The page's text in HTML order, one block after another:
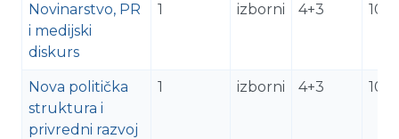
Novinarstvo, PR
i medijski
diskurs
1 izborni 4+3 10
Nova politička
struktura i
privredni razvoj
1 izborni 4+3 10